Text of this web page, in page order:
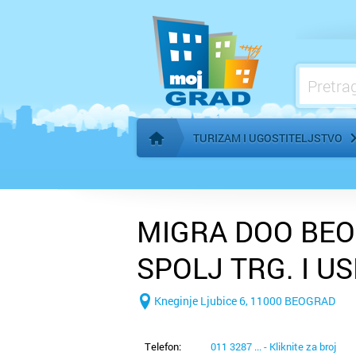
Početna stranica
TURIZAM I UGOSTITELJSTVO
Poslastičarnice
Priroda i životinjska staništa
MIGRA DOO
SPOLJ TRG. I
Kneginje Ljubice 6, 11000 BEOGRAD
Telefon: 011 3287 ... - Kliknite za broj